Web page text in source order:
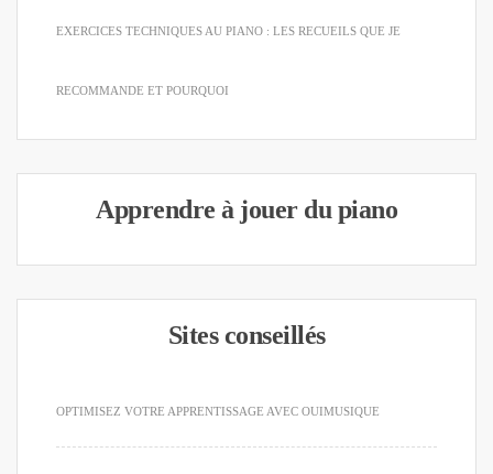
EXERCICES TECHNIQUES AU PIANO : LES RECUEILS QUE JE
RECOMMANDE ET POURQUOI
Apprendre à jouer du piano
Sites conseillés
OPTIMISEZ VOTRE APPRENTISSAGE AVEC OUIMUSIQUE